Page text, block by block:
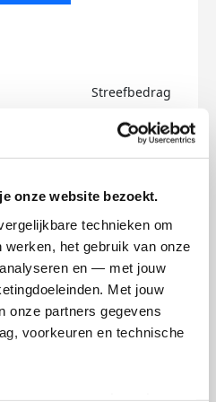
onze website bezoekt.
technieken om
het gebruik van onze
en — met jouw
Met jouw
onze partners gegevens
voorkeuren en technische
Streefbedrag
badges